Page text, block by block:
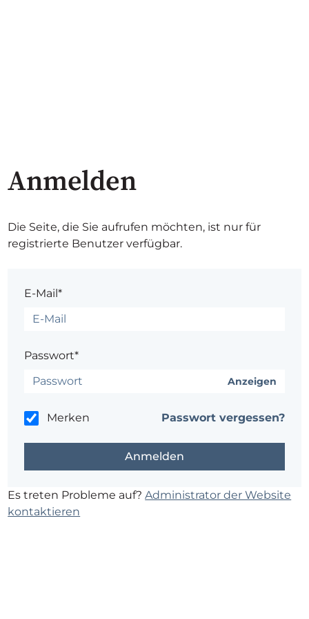
Anmelden
Die Seite, die Sie aufrufen möchten, ist nur für
registrierte Benutzer verfügbar.
E-Mail*
Passwort*
Anzeigen
Merken Passwort vergessen?
Es treten Probleme auf?Administrator der Website
kontaktieren